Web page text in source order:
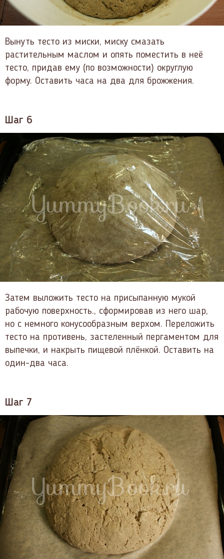
Вынуть тесто из миски, миску смазать
растительным маслом и опять поместить в неё
тесто, придав ему (по возможности) округлую
форму. Оставить часа на два для брожжения.
Шаг 6
Затем выложить тесто на присыпанную мукой
рабочую поверхность., сформировав из него шар,
но с немного конусообразным верхом. Переложить
тесто на противень, застеленный пергаментом для
выпечки, и накрыть пищевой плёнкой. Оставить на
один-два часа.
Шаг 7